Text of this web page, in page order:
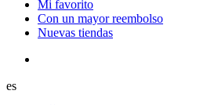
Mi favorito
Con un mayor reembolso
Nuevas tiendas
es